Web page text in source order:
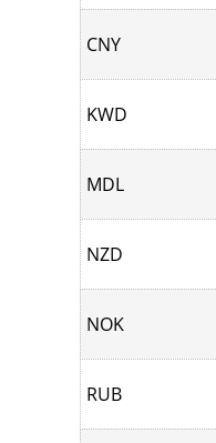
CNY
KWD
MDL
NZD
NOK
RUB